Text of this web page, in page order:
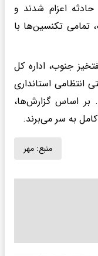
اعزام شدند و
تکنسین‌ها با
جنوب، اداره کل
انتظامی استانداری
بر اساس گزارش‌ها،
به سر می‌برند.
منبع: مهر